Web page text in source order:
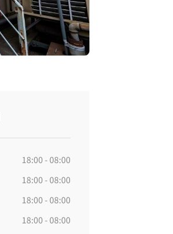
18:00 - 08:00
18:00 - 08:00
18:00 - 08:00
18:00 - 08:00